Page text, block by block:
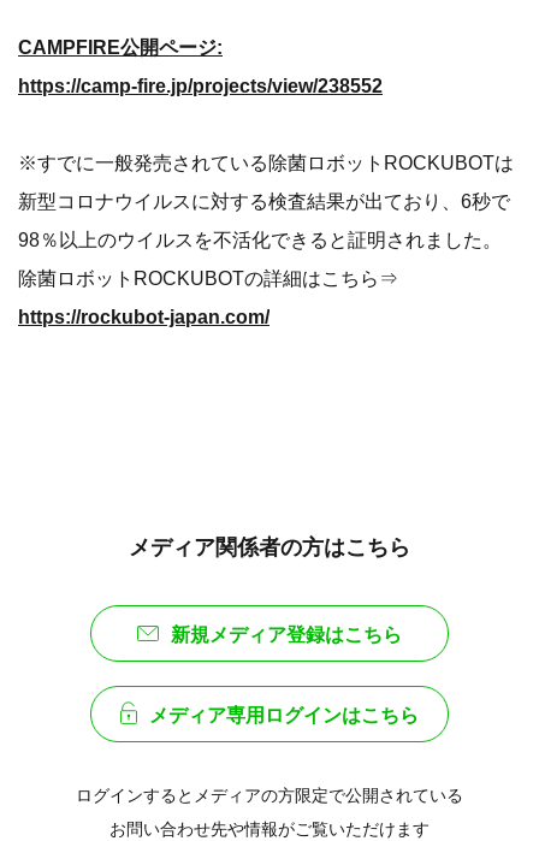
CAMPFIRE公開ページ:
https://camp-fire.jp/projects/view/238552
※すでに一般発売されている除菌ロボットROCKUBOTは
新型コロナウイルスに対する検査結果が出ており、6秒で
98％以上のウイルスを不活化できると証明されました。
除菌ロボットROCKUBOTの詳細はこちら⇒
https://rockubot-japan.com/
メディア関係者の方はこちら
新規メディア登録はこちら
メディア専用ログインはこちら
ログインするとメディアの方限定で公開されている
お問い合わせ先や情報がご覧いただけます